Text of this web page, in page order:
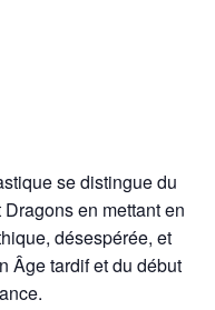
se distingue du
en mettant en
désespérée, et
Âge tardif et du début